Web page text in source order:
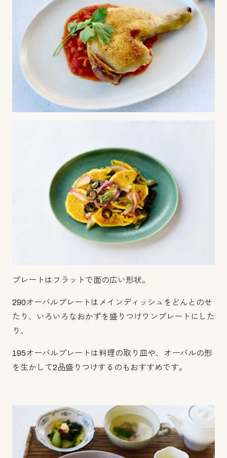
プレートはフラットで面の広い形状。
290オーバルプレートはメインディッシュをどんとのせ
たり、いろいろなおかずを盛りつけワンプレートにした
り、
195オーバルプレートは料理の取り皿や、オーバルの形
を生かして2品盛りつけするのもおすすめです。